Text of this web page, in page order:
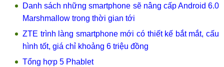
Danh sách những smartphone sẽ nâng cấp Android 6.0
Marshmallow trong thời gian tới
ZTE trình làng smartphone mới có thiết kế bắt mắt, cấu
hình tốt, giá chỉ khoảng 6 triệu đồng
Tổng hợp 5 Phablet